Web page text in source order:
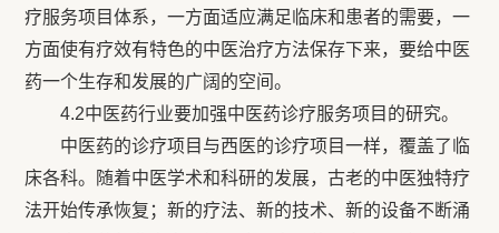
疗服务项目体系，一方面适应满足临床和患者的需要，一
方面使有疗效有特色的中医治疗方法保存下来，要给中医
药一个生存和发展的广阔的空间。
4.2中医药行业要加强中医药诊疗服务项目的研究。
中医药的诊疗项目与西医的诊疗项目一样，覆盖了临
床各科。随着中医学术和科研的发展，古老的中医独特疗
法开始传承恢复；新的疗法、新的技术、新的设备不断涌